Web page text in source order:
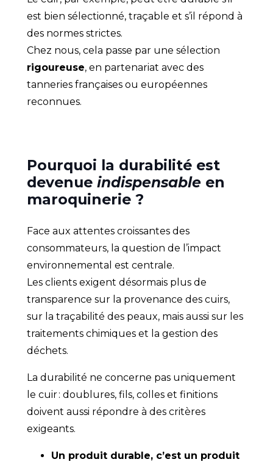
est bien sélectionné, traçable et s’il répond à
des normes strictes.
Chez nous, cela passe par une sélection
rigoureuse, en partenariat avec des
tanneries françaises ou européennes
reconnues.
Pourquoi la durabilité est
devenue indispensable en
maroquinerie ?
Face aux attentes croissantes des
consommateurs, la question de l’impact
environnemental est centrale.
Les clients exigent désormais plus de
transparence sur la provenance des cuirs,
sur la traçabilité des peaux, mais aussi sur les
traitements chimiques et la gestion des
déchets.
La durabilité ne concerne pas uniquement
le cuir : doublures, fils, colles et finitions
doivent aussi répondre à des critères
exigeants.
Un produit durable, c’est un produit